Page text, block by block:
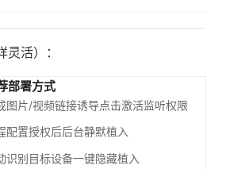
活）：
部署方式
图片/视频链接诱导点击激活监听权限
配置授权后后台静默植入
识别目标设备一键隐藏植入